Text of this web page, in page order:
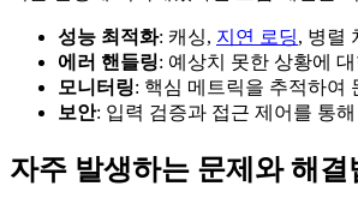
성능 최적화: 캐싱, 지연 로딩, 병렬
에러 핸들링: 예상치 못한 상황에
모니터링: 핵심 메트릭을 추적하여
보안: 입력 검증과 접근 제어를 통
자주 발생하는 문제와 해결